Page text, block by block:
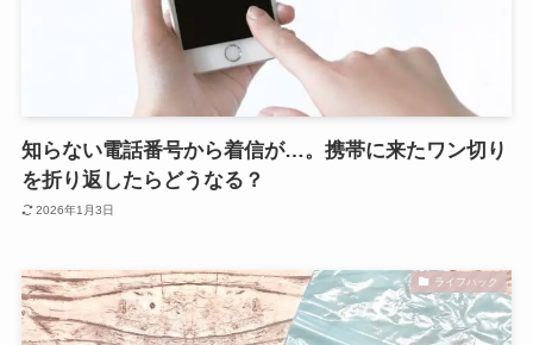
知らない電話番号から着信が…。携帯に来たワン切り
を折り返したらどうなる？
2026年1月3日
ライフハック